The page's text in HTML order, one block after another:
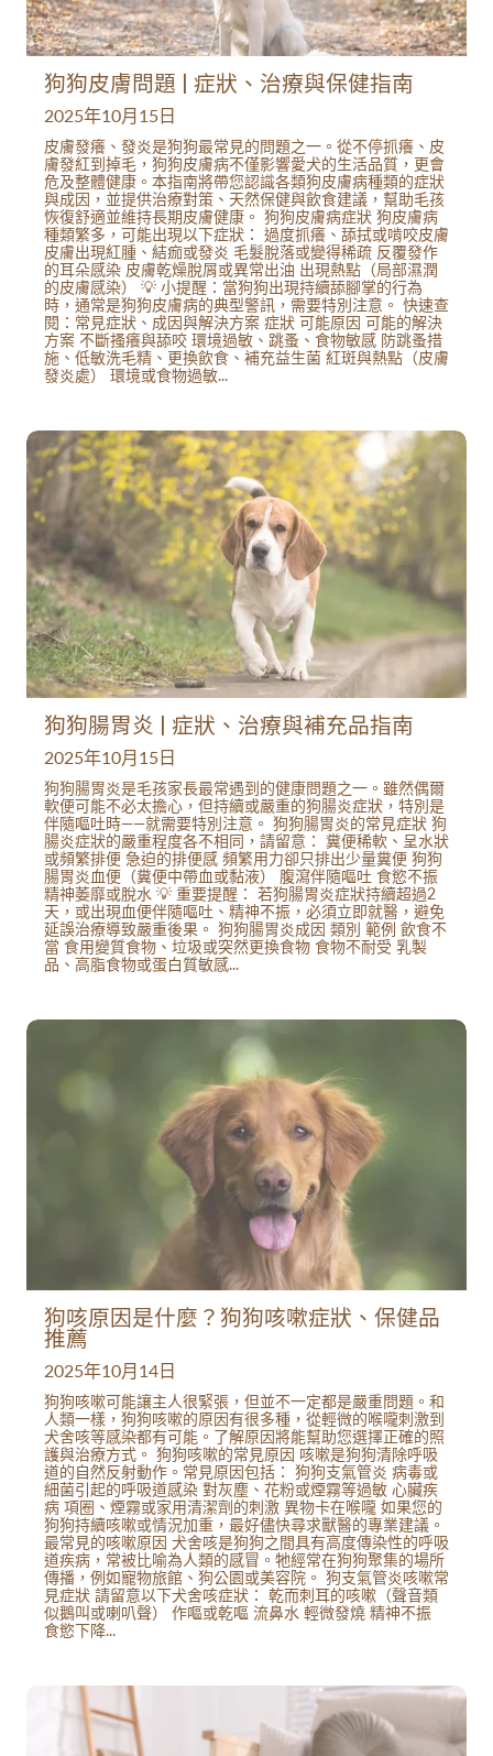
狗狗皮膚問題 | 症狀、治療與保健指南
2025年10月15日
皮膚發癢、發炎是狗狗最常見的問題之一。從不停抓癢、皮
膚發紅到掉毛，狗狗皮膚病不僅影響愛犬的生活品質，更會
危及整體健康。本指南將帶您認識各類狗皮膚病種類的症狀
與成因，並提供治療對策、天然保健與飲食建議，幫助毛孩
恢復舒適並維持長期皮膚健康。 狗狗皮膚病症狀 狗皮膚病
種類繁多，可能出現以下症狀： 過度抓癢、舔拭或啃咬皮膚
皮膚出現紅腫、結痂或發炎 毛髮脫落或變得稀疏 反覆發作
的耳朵感染 皮膚乾燥脫屑或異常出油 出現熱點（局部濕潤
的皮膚感染） 💡 小提醒：當狗狗出現持續舔腳掌的行為
時，通常是狗狗皮膚病的典型警訊，需要特別注意。 快速查
閱：常見症狀、成因與解決方案 症狀 可能原因 可能的解決
方案 不斷搔癢與舔咬 環境過敏、跳蚤、食物敏感 防跳蚤措
施、低敏洗毛精、更換飲食、補充益生菌 紅斑與熱點（皮膚
發炎處） 環境或食物過敏...
狗狗腸胃炎 | 症狀、治療與補充品指南
2025年10月15日
狗狗腸胃炎是毛孩家長最常遇到的健康問題之一。雖然偶爾
軟便可能不必太擔心，但持續或嚴重的狗腸炎症狀，特別是
伴隨嘔吐時——就需要特別注意。 狗狗腸胃炎的常見症狀 狗
腸炎症狀的嚴重程度各不相同，請留意： 糞便稀軟、呈水狀
或頻繁排便 急迫的排便感 頻繁用力卻只排出少量糞便 狗狗
腸胃炎血便（糞便中帶血或黏液） 腹瀉伴隨嘔吐 食慾不振
精神萎靡或脫水 💡 重要提醒： 若狗腸胃炎症狀持續超過2
天，或出現血便伴隨嘔吐、精神不振，必須立即就醫，避免
延誤治療導致嚴重後果。 狗狗腸胃炎成因 類別 範例 飲食不
當 食用變質食物、垃圾或突然更換食物 食物不耐受 乳製
品、高脂食物或蛋白質敏感...
狗咳原因是什麼？狗狗咳嗽症狀、保健品
推薦
2025年10月14日
狗狗咳嗽可能讓主人很緊張，但並不一定都是嚴重問題。和
人類一樣，狗狗咳嗽的原因有很多種，從輕微的喉嚨刺激到
犬舍咳等感染都有可能。了解原因將能幫助您選擇正確的照
護與治療方式。 狗狗咳嗽的常見原因 咳嗽是狗狗清除呼吸
道的自然反射動作。常見原因包括： 狗狗支氣管炎 病毒或
細菌引起的呼吸道感染 對灰塵、花粉或煙霧等過敏 心臟疾
病 項圈、煙霧或家用清潔劑的刺激 異物卡在喉嚨 如果您的
狗狗持續咳嗽或情況加重，最好儘快尋求獸醫的專業建議。
最常見的咳嗽原因 犬舍咳是狗狗之間具有高度傳染性的呼吸
道疾病，常被比喻為人類的感冒。牠經常在狗狗聚集的場所
傳播，例如寵物旅館、狗公園或美容院。 狗支氣管炎咳嗽常
見症狀 請留意以下犬舍咳症狀： 乾而刺耳的咳嗽（聲音類
似鵝叫或喇叭聲） 作嘔或乾嘔 流鼻水 輕微發燒 精神不振
食慾下降...